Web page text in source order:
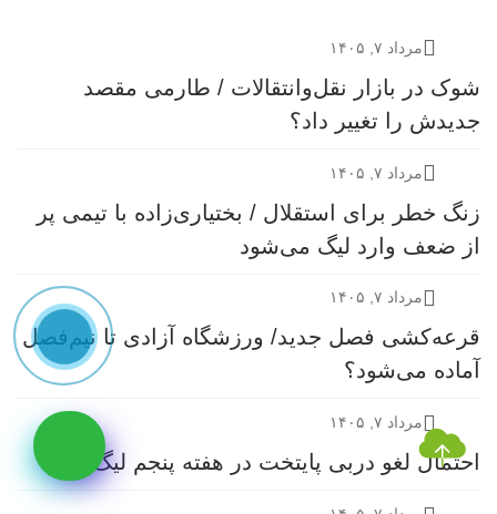
مرداد ۷, ۱۴۰۵
شوک در بازار نقل‌وانتقالات / طارمی مقصد
جدیدش را تغییر داد؟
مرداد ۷, ۱۴۰۵
زنگ خطر برای استقلال / بختیاری‌زاده با تیمی پر
از ضعف وارد لیگ می‌شود
مرداد ۷, ۱۴۰۵
قرعه‎‌کشی فصل جدید/ ورزشگاه آزادی تا نیم‌فصل
آماده می‌شود؟
مرداد ۷, ۱۴۰۵
احتمال لغو دربی پایتخت در هفته پنجم لیگ برتر